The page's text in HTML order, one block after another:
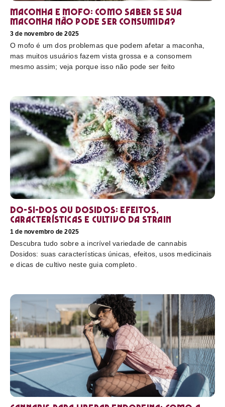
Maconha e mofo: como saber se sua
maconha não pode ser consumida?
3 de novembro de 2025
O mofo é um dos problemas que podem afetar a maconha,
mas muitos usuários fazem vista grossa e a consomem
mesmo assim; veja porque isso não pode ser feito
Do-Si-Dos ou Dosidos: efeitos,
características e cultivo da strain
1 de novembro de 2025
Descubra tudo sobre a incrível variedade de cannabis
Dosidos: suas características únicas, efeitos, usos medicinais
e dicas de cultivo neste guia completo.